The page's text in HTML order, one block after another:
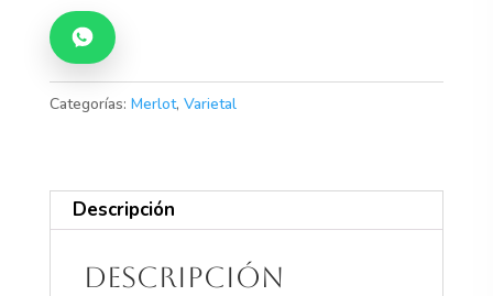
Tapa
Rosca
cantidad
Categorías: Merlot, Varietal
Descripción
Descripción